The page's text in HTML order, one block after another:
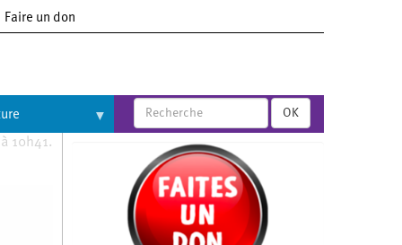
Faire un don
OK
10h41.